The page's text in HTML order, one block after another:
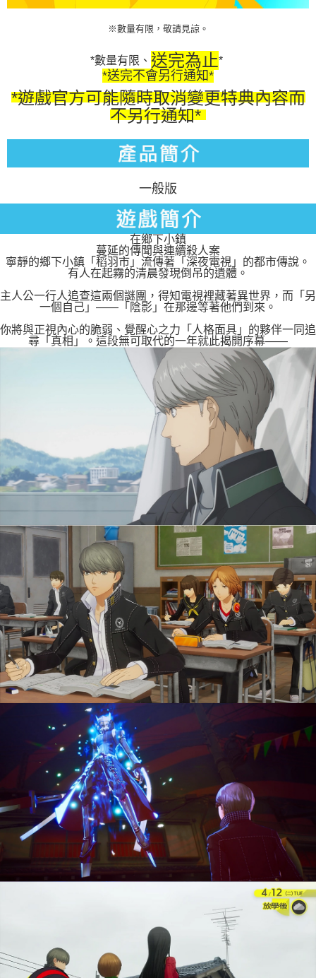
※數量有限，敬請見諒。
*數量有限、 送完為止*
*送完不會另行通知*
*遊戲官方可能隨時取消變更特典內容而
不另行通知*
一般版
在鄉下小鎮
蔓延的傳聞與連續殺人案
寧靜的鄉下小鎮「稻羽市」流傳著「深夜電視」的都市傳說。
有人在起霧的清晨發現倒吊的遺體。
主人公一行人追查這兩個謎團，得知電視裡藏著異世界，而「另
一個自己」――「陰影」在那邊等著他們到來。
你將與正視內心的脆弱、覺醒心之力「人格面具」的夥伴一同追
尋「真相」。這段無可取代的一年就此揭開序幕――